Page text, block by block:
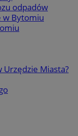
odpadów
w Bytomiu
Urzędzie Miasta?